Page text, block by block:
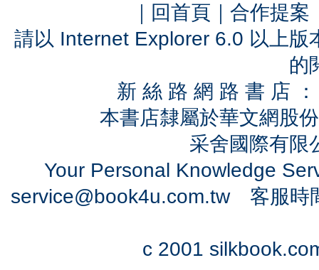
｜ 回首頁 ｜ 合作提案
請以 Internet Explorer 6.0 以上
的
新 絲 路 網 路 書 店
本書店隸屬於華文網股
采舍國際有
Your Personal Knowledge
service@book4u.com.tw客服時
c 2001